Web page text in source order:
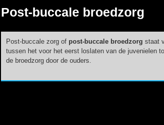
Post-buccale broedzorg
Post-buccale zorg of post-buccale broedzorg staat
tussen het voor het eerst loslaten van de juvenielen
de broedzorg door de ouders.